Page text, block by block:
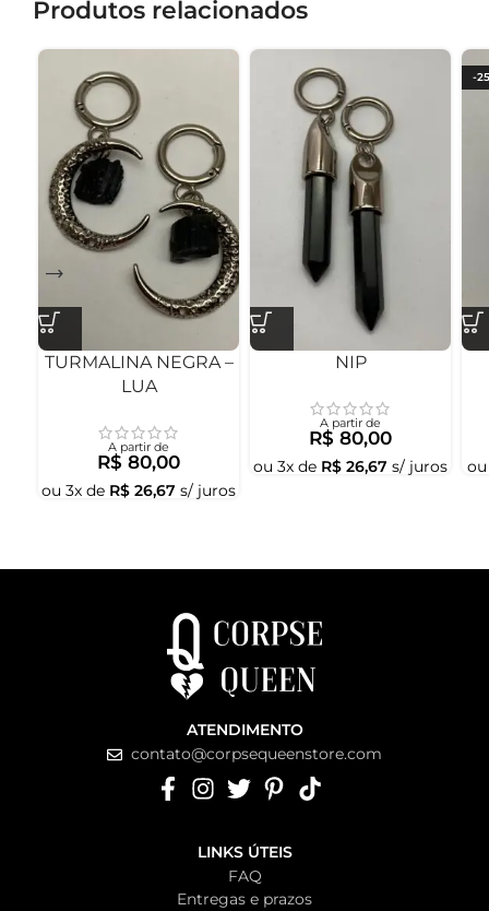
Produtos relacionados
TURMALINA NEGRA –
LUA
A partir de
R$ 80,00
ou 3x de R$ 26,67 s/ juros
NIP
A partir de
R$ 80,00
ou 3x de R$ 26,67 s/ juros
-
ATENDIMENTO
contato@corpsequeenstore.com
LINKS ÚTEIS
FAQ
Entregas e prazos